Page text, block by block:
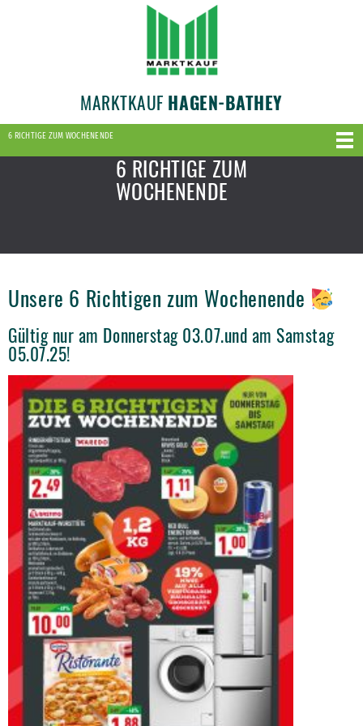
MARKTKAUF HAGEN-BATHEY
6 RICHTIGE ZUM WOCHENENDE
6 RICHTIGE ZUM
WOCHENENDE
Unsere 6 Richtigen zum Wochenende
Gültig nur am Donnerstag 03.07.und am Samstag
05.07.25!